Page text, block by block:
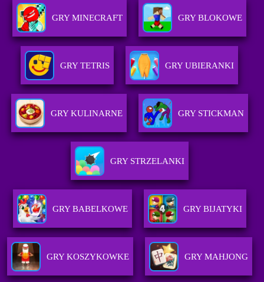
GRY MINECRAFT GRY BLOKOWE
GRY TETRIS GRY UBIERANKI
GRY KULINARNE GRY STICKMAN
GRY STRZELANKI
GRY BABELKOWE GRY BIJATYKI
GRY KOSZYKOWKE GRY MAHJONG